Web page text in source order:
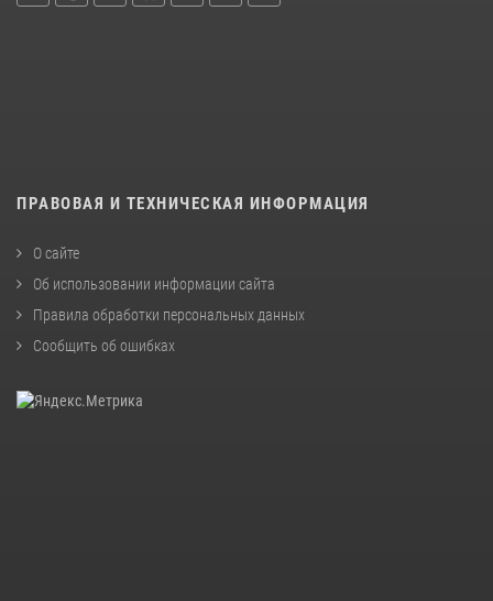
ПРАВОВАЯ И ТЕХНИЧЕСКАЯ ИНФОРМАЦИЯ
О сайте
Об использовании информации сайта
Правила обработки персональных данных
Сообщить об ошибках